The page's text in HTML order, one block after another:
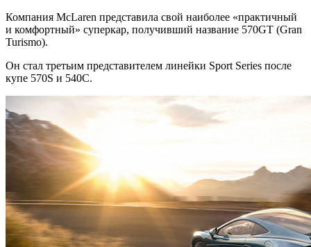
Компания McLaren представила свой наиболее «практичный
и комфортный» суперкар, получивший название 570GT (Gran
Turismo).
Он стал третьим представителем линейки Sport Series после
купе 570S и 540C.